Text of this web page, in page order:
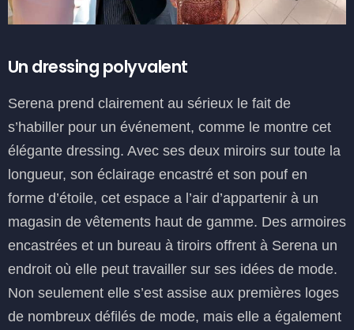
Un dressing polyvalent
Serena prend clairement au sérieux le fait de
s’habiller pour un événement, comme le montre cet
élégante dressing. Avec ses deux miroirs sur toute la
longueur, son éclairage encastré et son pouf en
forme d’étoile, cet espace a l’air d’appartenir à un
magasin de vêtements haut de gamme. Des armoires
encastrées et un bureau à tiroirs offrent à Serena un
endroit où elle peut travailler sur ses idées de mode.
Non seulement elle s’est assise aux premières loges
de nombreux défilés de mode, mais elle a également